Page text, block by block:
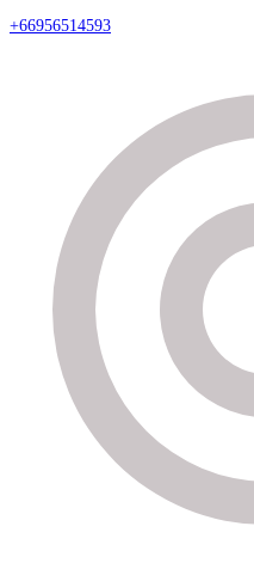
+66956514593